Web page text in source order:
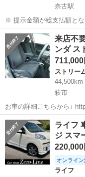
奈古駅
※ 提示金額が総支払額と
いきなりの購入はキャン
ます。 まず支払い能力がない、約束を守れない、調べれば分かること
やくだらない質問、値...
山口 萩市 奈古駅
来店不
ンダ ス
711,000
ストリー
44,500km
萩市
お車の詳細こちらから↓
carno=048375 来店不要で全国対応中🗾(※沖縄/北海道/離島除く) 携帯
さえあれば即日審査・契
山口 萩市 ストリ
ライフ
ジ スマ
220,000
オンライン
ライフ